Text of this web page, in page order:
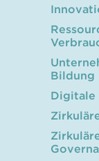
Bildung
Digitale